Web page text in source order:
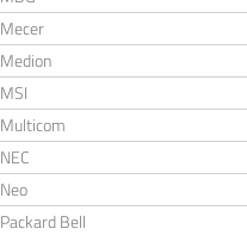
Mecer
Medion
MSI
Multicom
NEC
Neo
Packard Bell